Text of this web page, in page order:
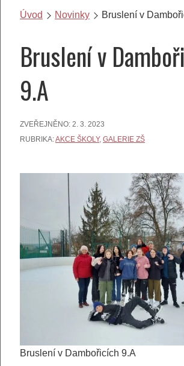
Úvod Novinky Bruslení v
Bruslení v
9.A
ZVEŘEJNĚNO: 2. 3. 2023
RUBRIKA:AKCE ŠKOLY, GALERIE ZŠ
Bruslení v Dambořicích 9.A